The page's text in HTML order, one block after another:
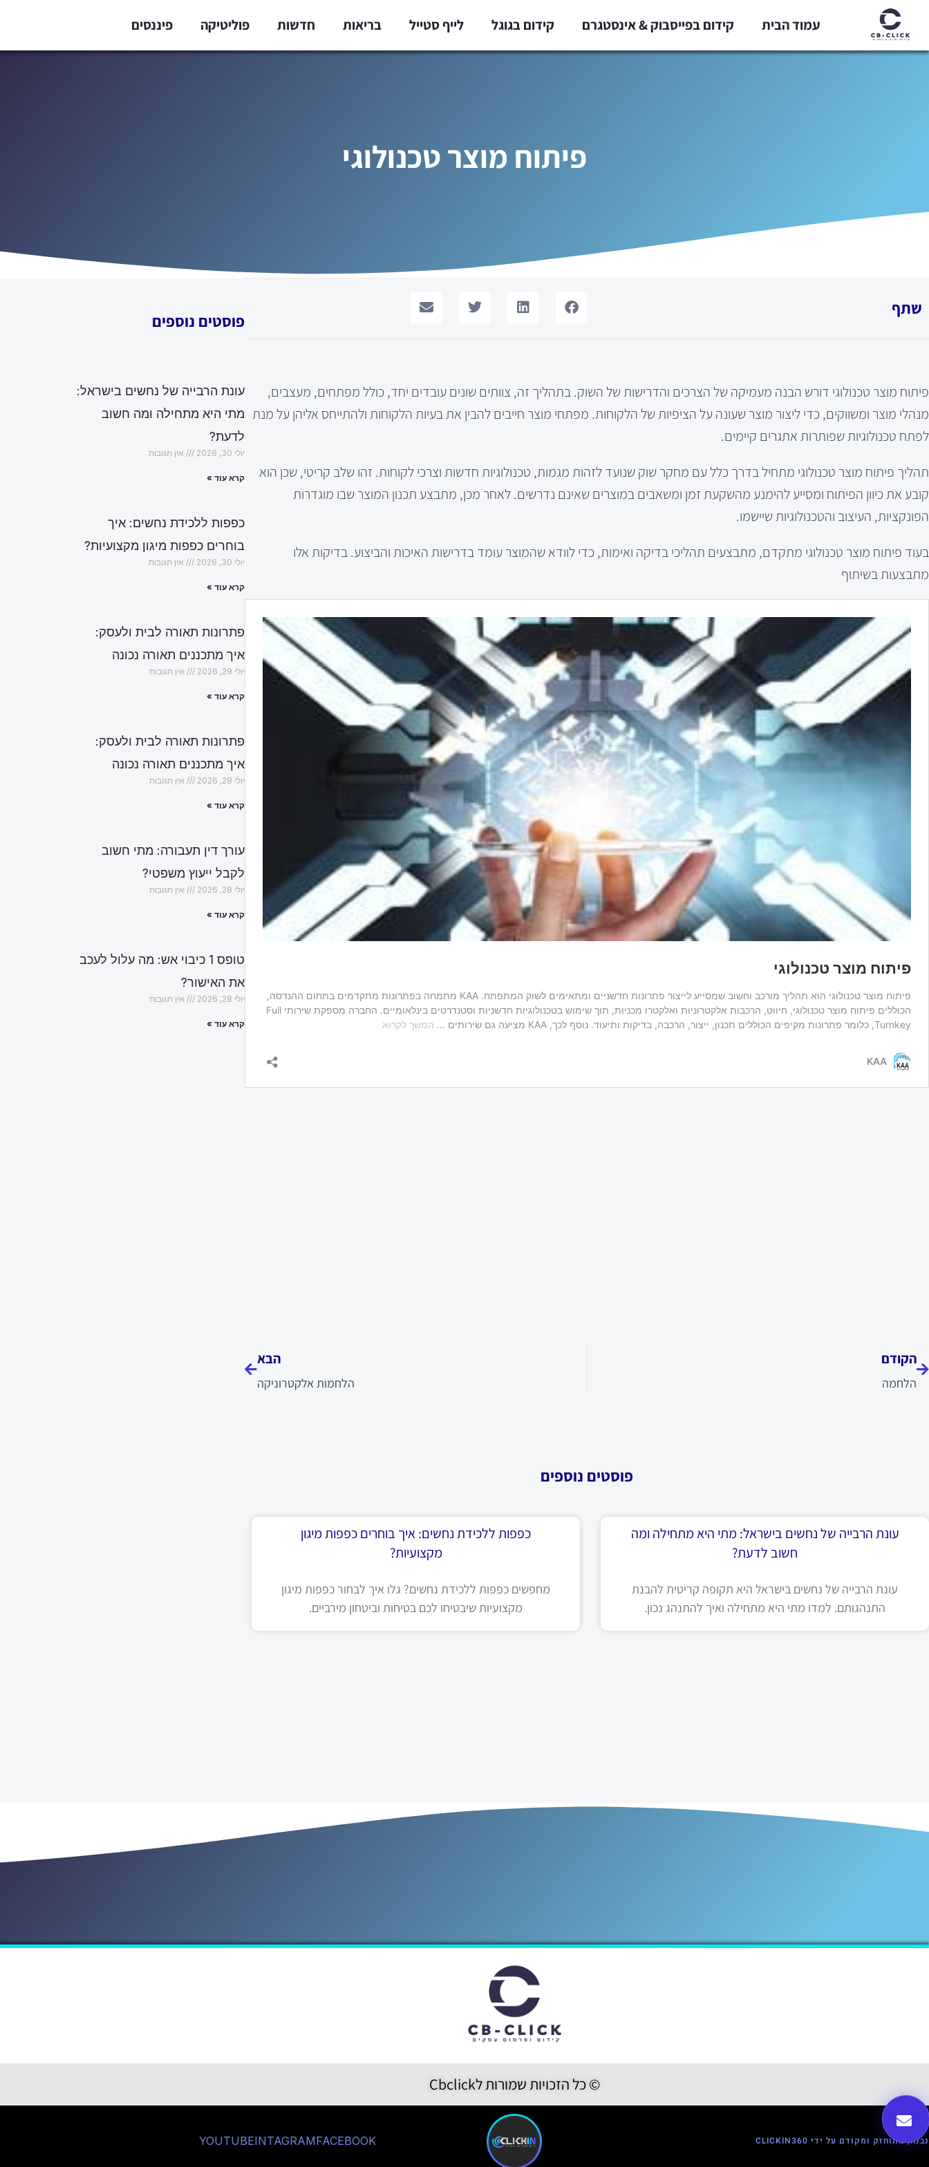
לתוכן
עמוד הבית קידום בפייסבוק & אינסטגרם קידום בגוגל לייף סטייל בריאות חדשות פוליטיקה פיננסים
פיתוח מוצר טכנולוגי
שתף
פיתוח מוצר טכנולוגי דורש הבנה מעמיקה של הצרכים והדרישות של השוק. בתהליך זה, צוותים שונים עובדים יחד, כולל מפתחים, מעצבים,
מנהלי מוצר ומשווקים, כדי ליצור מוצר שעונה על הציפיות של הלקוחות. מפתחי מוצר חייבים להבין את בעיות הלקוחות ולהתייחס אליהן על מנת
לפתח טכנולוגיות שפותרות אתגרים קיימים.
תהליך פיתוח מוצר טכנולוגי מתחיל בדרך כלל עם מחקר שוק שנועד לזהות מגמות, טכנולוגיות חדשות וצרכי לקוחות. זהו שלב קריטי, שכן הוא
קובע את כיוון הפיתוח ומסייע להימנע מהשקעת זמן ומשאבים במוצרים שאינם נדרשים. לאחר מכן, מתבצע תכנון המוצר שבו מוגדרות
הפונקציות, העיצוב והטכנולוגיות שיישמו.
בעוד פיתוח מוצר טכנולוגי מתקדם, מתבצעים תהליכי בדיקה ואימות, כדי לוודא שהמוצר עומד בדרישות האיכות והביצוע. בדיקות אלו
מתבצעות בשיתוף
הקודם
הלחמה
הבא
הלחמות אלקטרוניקה
פוסטים נוספים
עונת הרבייה של נחשים בישראל: מתי היא מתחילה ומה
חשוב לדעת?
עונת הרבייה של נחשים בישראל היא תקופה קריטית להבנת
התנהגותם. למדו מתי היא מתחילה ואיך להתנהג נכון.
כפפות ללכידת נחשים: איך בוחרים כפפות מיגון
מקצועיות?
מחפשים כפפות ללכידת נחשים? גלו איך לבחור כפפות מיגון
מקצועיות שיבטיחו לכם בטיחות וביטחון מירביים.
פוסטים נוספים
עונת הרבייה של נחשים בישראל:
מתי היא מתחילה ומה חשוב
לדעת?
יולי 30, 2026 אין תגובות
קרא עוד »
כפפות ללכידת נחשים: איך
בוחרים כפפות מיגון מקצועיות?
יולי 30, 2026 אין תגובות
קרא עוד »
פתרונות תאורה לבית ולעסק:
איך מתכננים תאורה נכונה
יולי 29, 2026 אין תגובות
קרא עוד »
פתרונות תאורה לבית ולעסק:
איך מתכננים תאורה נכונה
יולי 29, 2026 אין תגובות
קרא עוד »
עורך דין תעבורה: מתי חשוב
לקבל ייעוץ משפטי?
יולי 28, 2026 אין תגובות
קרא עוד »
טופס 1 כיבוי אש: מה עלול לעכב
את האישור?
יולי 28, 2026 אין תגובות
קרא עוד »
© כל הזכויות שמורות לCbclick
נבנה, מתוחזק ומקודם על ידי CLICKIN360 FACEBOOK
INTAGRAM
YOUTUBE